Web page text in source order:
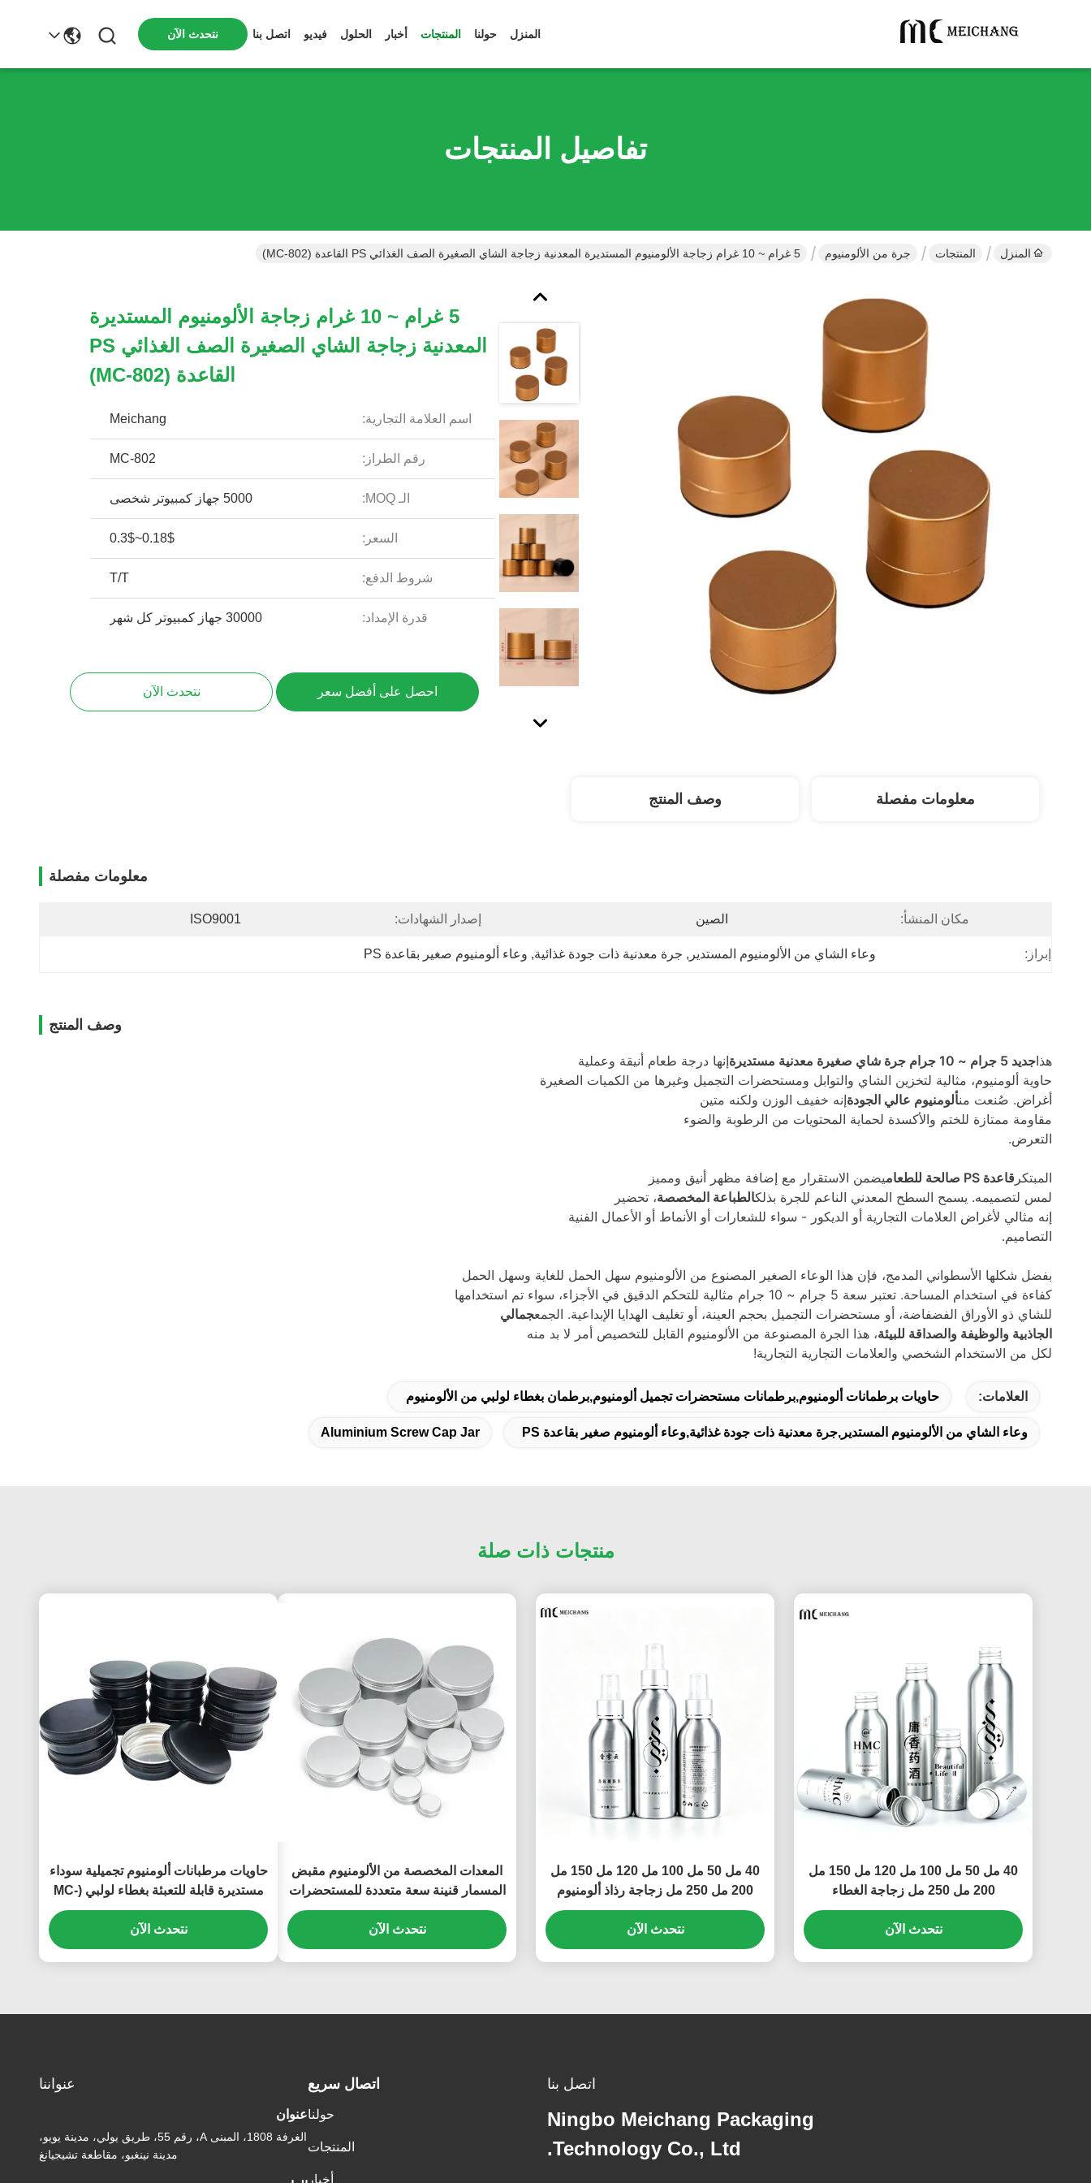
المنزل حولنا المنتجات أخبار الحلول فيديو اتصل بنا نتحدث الآن
تفاصيل المنتجات
المنزل المنتجات جرة من الألومنيوم 5 غرام ~ 10 غرام زجاجة الألومنيوم المستديرة المعدنية زجاجة الشاي الصغيرة الصف الغذائي PS القاعدة (MC-802)
5 غرام ~ 10 غرام زجاجة الألومنيوم المستديرة
المعدنية زجاجة الشاي الصغيرة الصف الغذائي PS
القاعدة (MC-802)
اسم العلامة التجارية: Meichang
رقم الطراز: MC-802
الـ MOQ: 5000 جهاز كمبيوتر شخصى
السعر: 0.18$~0.3$
شروط الدفع: T/T
قدرة الإمداد: 30000 جهاز كمبيوتر كل شهر
احصل على أفضل سعر نتحدث الآن
معلومات مفصلة وصف المنتج
معلومات مفصلة
مكان المنشأ: الصين إصدار الشهادات: ISO9001
إبراز: وعاء الشاي من الألومنيوم المستدير , جرة معدنية ذات جودة غذائية, وعاء ألومنيوم صغير بقاعدة PS
وصف المنتج
هذاجديد 5 جرام ~ 10 جرام جرة شاي صغيرة معدنية مستديرة
إنها درجة طعام أنيقة وعملية
حاوية ألومنيوم، مثالية لتخزين الشاي والتوابل ومستحضرات التجميل وغيرها من الكميات الصغيرة
أغراض. صُنعت منألومنيوم عالي الجودةإنه خفيف الوزن ولكنه متين
مقاومة ممتازة للختم والأكسدة لحماية المحتويات من الرطوبة والضوء
التعرض.
المبتكر قاعدة PS صالحة للطعام
يضمن الاستقرار مع إضافة مظهر أنيق ومميز
لمس لتصميمه. يسمح السطح المعدني الناعم للجرة بذلكالطباعة المخصصة، تحضير
إنه مثالي لأغراض العلامات التجارية أو الديكور - سواء للشعارات أو الأنماط أو الأعمال الفنية
التصاميم.
بفضل شكلها الأسطواني المدمج، فإن هذا الوعاء الصغير المصنوع من الألومنيوم سهل الحمل للغاية وسهل الحمل
كفاءة في استخدام المساحة. تعتبر سعة 5 جرام ~ 10 جرام مثالية للتحكم الدقيق في الأجزاء، سواء تم استخدامها
للشاي ذو الأوراق الفضفاضة، أو مستحضرات التجميل بحجم العينة، أو تغليف الهدايا الإبداعية. الجمعجمالي
الجاذبية والوظيفة والصداقة للبيئة، هذا الجرة المصنوعة من الألومنيوم القابل للتخصيص أمر لا بد منه
لكل من الاستخدام الشخصي والعلامات التجارية التجارية!
العلامات: حاويات برطمانات ألومنيوم,برطمانات مستحضرات تجميل ألومنيوم,برطمان بغطاء لولبي من الألومنيوم
وعاء الشاي من الألومنيوم المستدير,جرة معدنية ذات جودة غذائية,وعاء ألومنيوم صغير بقاعدة PS Aluminium Screw Cap Jar
منتجات ذات صلة
40 مل 50 مل 100 مل 120 مل 150 مل
200 مل 250 مل زجاجة الغطاء
المسمارية المضادة للضوء
نتحدث الآن
40 مل 50 مل 100 مل 120 مل 150 مل
200 مل 250 مل زجاجة رذاذ ألومنيوم
بزاوية واسعة للغاية ومضادة للتسرب -
سعة متعددة، زجاجة رذاذ رذاذ دقيقة مانعة
للضوء بالكامل (MC-804)
نتحدث الآن
المعدات المخصصة من الألومنيوم مقبض
المسمار قنينة سعة متعددة للمستحضرات
التجميلية الغذائية (MC-801)
نتحدث الآن
حاويات مرطبانات ألومنيوم تجميلية سوداء
مستديرة قابلة للتعبئة بغطاء لولبي (MC-
803)
نتحدث الآن
اتصل بنا
Ningbo Meichang Packaging
Technology Co., Ltd.
اتصال سريع
حولنا
المنتجات
أخبار
عنواننا
عنوان
الغرفة 1808، المبنى A، رقم 55، طريق يولي، مدينة يويو،
مدينة نينغبو، مقاطعة تشيجيانغ